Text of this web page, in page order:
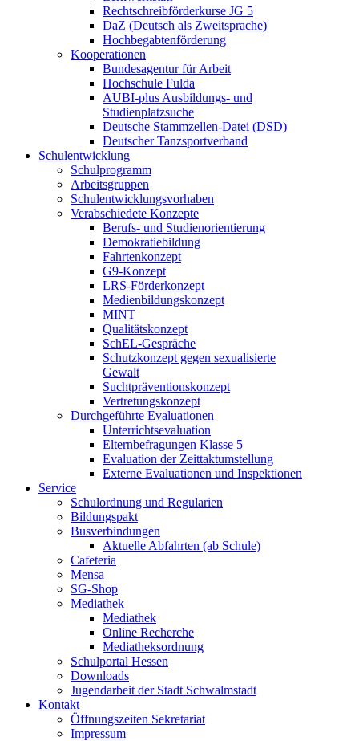
Rechtschreibförderkurse JG 5
DaZ (Deutsch als Zweitsprache)
Hochbegabtenförderung
Kooperationen
Bundesagentur für Arbeit
Hochschule Fulda
AUBI-plus Ausbildungs- und
Studienplatzsuche
Deutsche Stammzellen-Datei (DSD)
Deutscher Tanzsportverband
Schulentwicklung
Schulprogramm
Arbeitsgruppen
Schulentwicklungsvorhaben
Verabschiedete Konzepte
Berufs- und Studienorientierung
Demokratiebildung
Fahrtenkonzept
G9-Konzept
LRS-Förderkonzept
Medienbildungskonzept
MINT
Qualitätskonzept
SchEL-Gespräche
Schutzkonzept gegen sexualisierte
Gewalt
Suchtpräventionskonzept
Vertretungskonzept
Durchgeführte Evaluationen
Unterrichtsevaluation
Elternbefragungen Klasse 5
Evaluation der Zeittaktumstellung
Externe Evaluationen und Inspektionen
Service
Schulordnung und Regularien
Bildungspakt
Busverbindungen
Aktuelle Abfahrten (ab Schule)
Cafeteria
Mensa
SG-Shop
Mediathek
Mediathek
Online Recherche
Mediatheksordnung
Schulportal Hessen
Downloads
Jugendarbeit der Stadt Schwalmstadt
Kontakt
Öffnungszeiten Sekretariat
Impressum